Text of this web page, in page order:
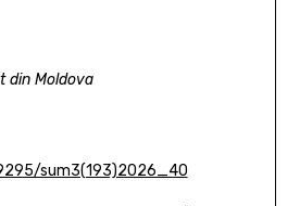
din Moldova
sum3(193)2026_40